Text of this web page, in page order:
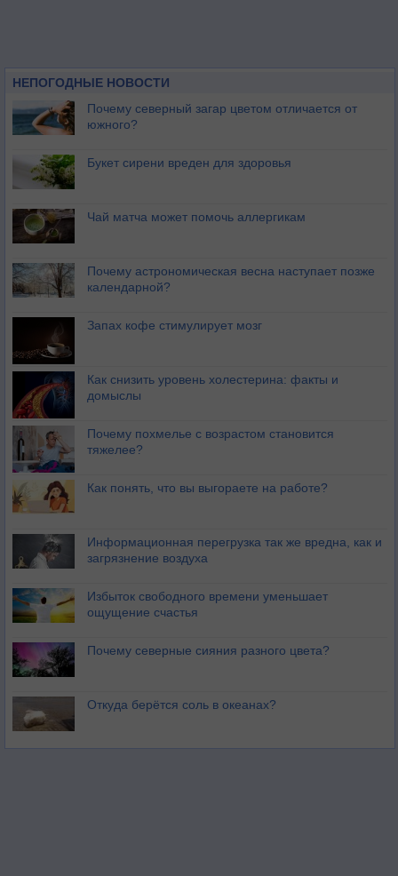
НЕПОГОДНЫЕ НОВОСТИ
Почему северный загар цветом отличается от
южного?
Букет сирени вреден для здоровья
Чай матча может помочь аллергикам
Почему астрономическая весна наступает позже
календарной?
Запах кофе стимулирует мозг
Как снизить уровень холестерина: факты и
домыслы
Почему похмелье с возрастом становится
тяжелее?
Как понять, что вы выгораете на работе?
Информационная перегрузка так же вредна, как и
загрязнение воздуха
Избыток свободного времени уменьшает
ощущение счастья
Почему северные сияния разного цвета?
Откуда берётся соль в океанах?